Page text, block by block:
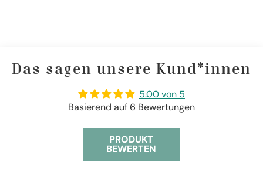
Das sagen unsere Kund*innen
5.00 von 5
Basierend auf 6 Bewertungen
PRODUKT
BEWERTEN